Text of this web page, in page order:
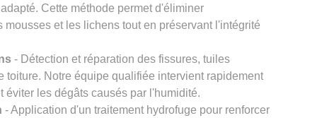
Cette méthode permet d'éliminer
et les lichens tout en préservant l'intégrité
- Détection et réparation des fissures, tuiles
toiture. Notre équipe qualifiée intervient rapidement
éviter les dégâts causés par l'humidité.
- Application d'un traitement hydrofuge pour renforcer